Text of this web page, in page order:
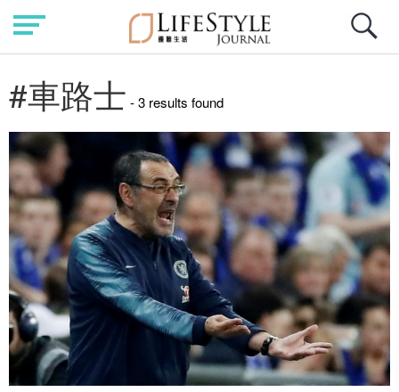
#車路士 - 3 results found